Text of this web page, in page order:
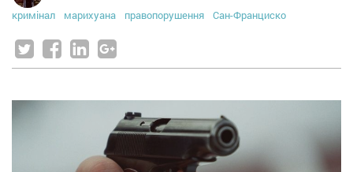
кримінал
марихуана правопорушення Сан-Франциско